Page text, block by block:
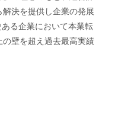
決を提供し企業の発展
る企業において本業転
壁を超え過去最高実績